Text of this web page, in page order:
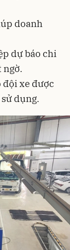
doanh
dự báo chi
ngờ.
đội xe được
dụng.